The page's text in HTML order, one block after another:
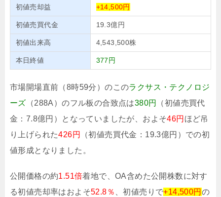
初値売却益 +14,500円
初値売買代金 19.3億円
初値出来高 4,543,500株
本日終値 377円
市場開場直前（8時59分）のこのラクサス・テクノロジ
ーズ （288A）のフル板の合致点は380円
（初値売買代
金：7.8億円）となっていましたが、およそ46円 ほど吊
り上げられた426円
（初値売買代金：19.3億円）での初
値形成となりました。
公開価格の約1.51倍着地で、OA含めた公開株数に対す
る初値売却率はおよそ52.8％ 、初値売りで+14,500円 の